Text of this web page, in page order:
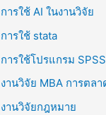
การใช้ AI ในงานวิจัย
การใช้ stata
การใช้โปรแกรม SPSS
งานวิจัย MBA การตลา
งานวิจัยกฎหมาย